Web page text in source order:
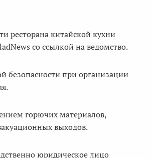
ресторана китайской кухни
со ссылкой на ведомство.
безопасности при организации
горючих материалов,
выходов.
юридическое лицо